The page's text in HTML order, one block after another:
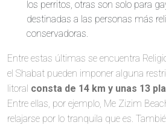
los perritos, otras son solo para
destinadas a las personas más
conservadoras.
Entre estas últimas se encuentra
el Shabat pueden imponer alguna
litoral consta de 14 km y unas 13
Entre ellas, por ejemplo, Me Zizim
relajarse por lo tranquila que es.